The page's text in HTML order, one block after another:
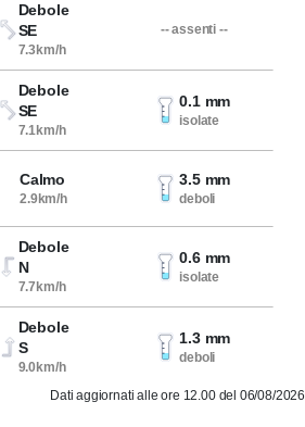
Debole
SE
7.3km/h
-- assenti --
Debole
SE
7.1km/h
0.1 mm
isolate
Calmo
2.9km/h
3.5 mm
deboli
Debole
N
7.7km/h
0.6 mm
isolate
Debole
S
9.0km/h
1.3 mm
deboli
Dati aggiornati alle ore 12.00 del 06/08/2026